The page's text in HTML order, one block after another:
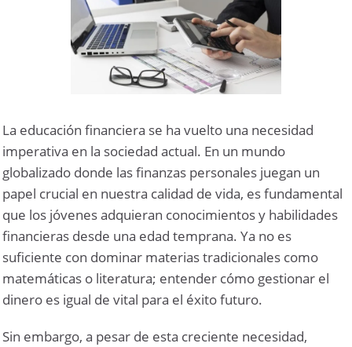
La educación financiera se ha vuelto una necesidad
imperativa en la sociedad actual. En un mundo
globalizado donde las finanzas personales juegan un
papel crucial en nuestra calidad de vida, es fundamental
que los jóvenes adquieran conocimientos y habilidades
financieras desde una edad temprana. Ya no es
suficiente con dominar materias tradicionales como
matemáticas o literatura; entender cómo gestionar el
dinero es igual de vital para el éxito futuro.
Sin embargo, a pesar de esta creciente necesidad,